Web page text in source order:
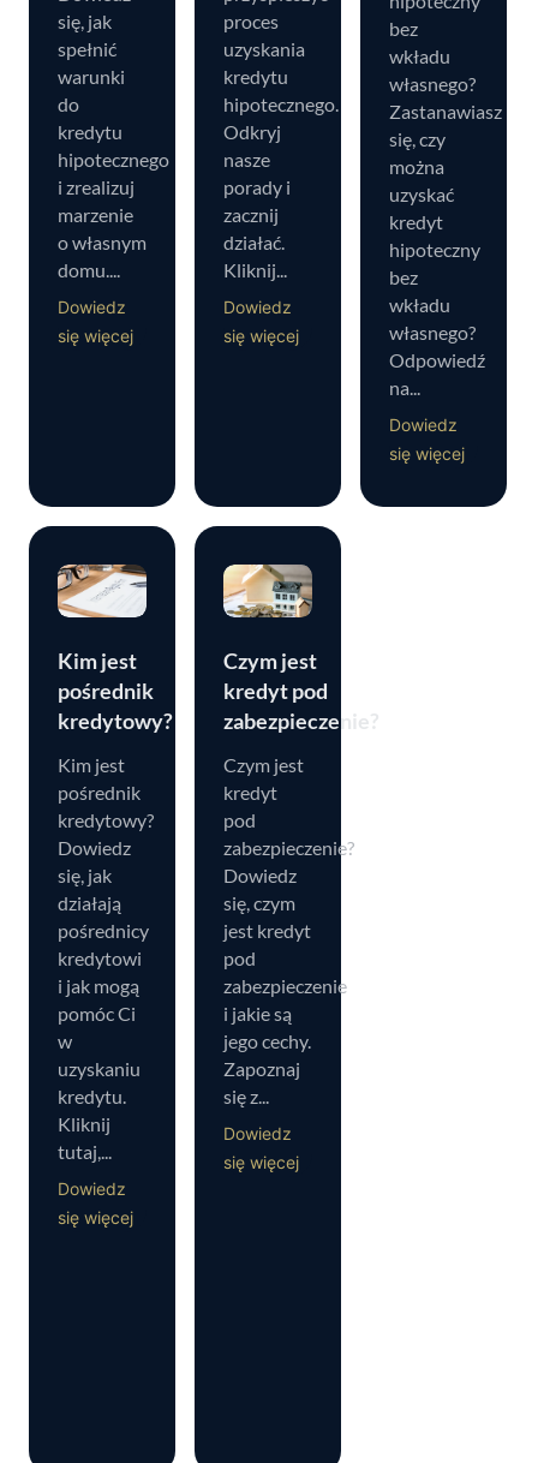
się, jak
spełnić
warunki
do
kredytu
hipotecznego
i zrealizuj
marzenie
o własnym
domu....
Dowiedz
się więcej
proces
uzyskania
kredytu
hipotecznego.
Odkryj
nasze
porady i
zacznij
działać.
Kliknij...
Dowiedz
się więcej
bez
wkładu
własnego?
Zastanawiasz
się, czy
można
uzyskać
kredyt
hipoteczny
bez
wkładu
własnego?
Odpowiedź
na...
Dowiedz
się więcej
Kim jest
pośrednik
kredytowy?
Kim jest
pośrednik
kredytowy?
Dowiedz
się, jak
działają
pośrednicy
kredytowi
i jak mogą
pomóc Ci
w
uzyskaniu
kredytu.
Kliknij
tutaj,...
Dowiedz
się więcej
Czym jest
kredyt pod
zabezpieczenie?
Czym jest
kredyt
pod
zabezpieczenie?
Dowiedz
się, czym
jest kredyt
pod
zabezpieczenie
i jakie są
jego cechy.
Zapoznaj
się z...
Dowiedz
się więcej